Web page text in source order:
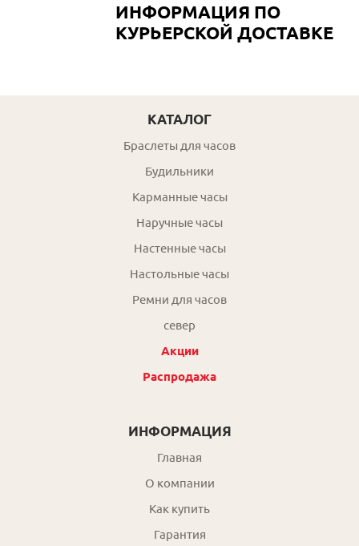
ИНФОРМАЦИЯ ПО
КУРЬЕРСКОЙ ДОСТАВКЕ
КАТАЛОГ
Браслеты для часов
Будильники
Карманные часы
Наручные часы
Настенные часы
Настольные часы
Ремни для часов
север
Акции
Распродажа
ИНФОРМАЦИЯ
Главная
О компании
Как купить
Гарантия